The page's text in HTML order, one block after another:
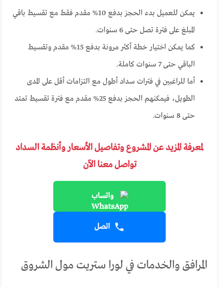
يمكن للعميل بدء الحجز بدفع 10% مقدم فقط مع تقسيط باقي
المبلغ على فترة تصل حتى 6 سنوات.
كما يمكن اختيار خطة أكثر مرونة بدفع 15% مقدم وتقسيط
الباقي حتى 7 سنوات كاملة.
أما للراغبين في فترات سداد أطول مع التزامات أقل على المدى
الطويل، فيمكنهم الحجز بدفع 25% مقدم مع فترة تقسيط تمتد
حتى 8 سنوات.
لمعرفة المزيد عن المشروع وتفاصيل الأسعار وأنظمة السداد
تواصل معنا الآن
واتساب
اتصل
المرافق والخدمات في لورا ستريت مول الشروق